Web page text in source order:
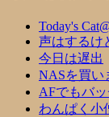
Today's
声はするけ
今日は遅出
NASを買い
AFでもバッ
わんぱく小